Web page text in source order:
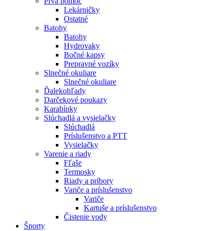
Lekárničky
Ostatné
Batohy
Batohy
Hydrovaky
Bočné kapsy
Prepravné vozíky
Slnečné okuliare
Slnečné okuliare
Ďalekohľady
Darčekové poukazy
Karabínky
Slúchadlá a vysielačky
Slúchadlá
Príslušenstvo a PTT
Vysielačky
Varenie a riady
Fľaše
Termosky
Riady a príbory
Variče a príslušenstvo
Variče
Kartuše a príslušenstvo
Čistenie vody
Športy